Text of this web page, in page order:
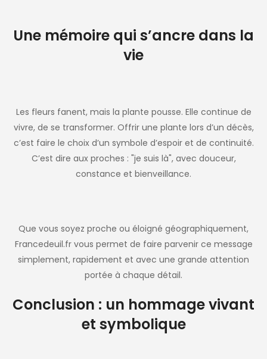
Une mémoire qui s’ancre dans la
vie
Les fleurs fanent, mais la plante pousse. Elle continue de
vivre, de se transformer. Offrir une plante lors d’un décès,
c’est faire le choix d’un symbole d’espoir et de continuité.
C’est dire aux proches : "je suis là", avec douceur,
constance et bienveillance.
Que vous soyez proche ou éloigné géographiquement,
Francedeuil.fr vous permet de faire parvenir ce message
simplement, rapidement et avec une grande attention
portée à chaque détail.
Conclusion : un hommage vivant
et symbolique